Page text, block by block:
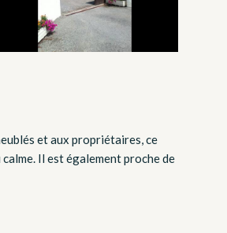
et aux propriétaires, ce
Il est également proche de